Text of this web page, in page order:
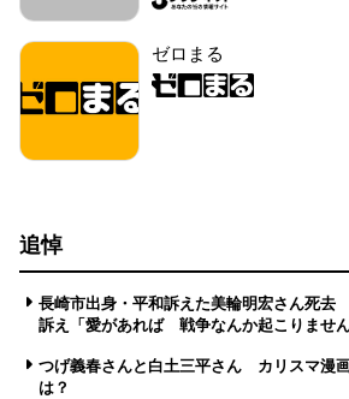
ゼロまる
追悼
長崎市出身・平和訴えた美輪明宏さん死
訴え「愛があれば 戦争なんか起こりません
つげ義春さんと白土三平さん カリスマ漫
は？